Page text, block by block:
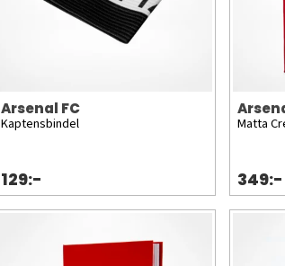
Arsenal FC
Kaptensbindel
129:-
Matta
349:-